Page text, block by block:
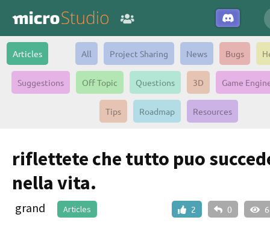
Articles All Project Sharing News Bugs
Suggestions Off Topic Questions 3D Game
Tips Roadmap Resources
riflettete che tutto puo
nella vita.
2 0
grand Articles